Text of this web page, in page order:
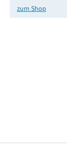
zum Shop